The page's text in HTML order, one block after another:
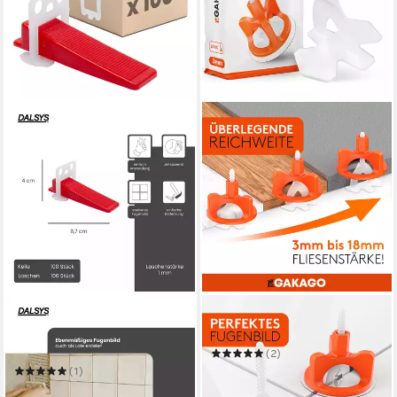
DALSYS
Nivelliersystem für Fliesen
enthält
(1)
ab 20,90 €
GAKAGO
Nivelliersystem Fliesen
(2)
ab 24,99 €
(0,08 €/ 1 Stk)